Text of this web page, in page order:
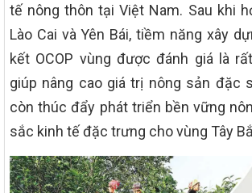
tế nông thôn tại Việt Nam. Sau khi
Lào Cai và Yên Bái, tiềm năng xây
kết OCOP vùng được đánh giá là
giúp nâng cao giá trị nông sản đặc
còn thúc đẩy phát triển bền vững
sắc kinh tế đặc trưng cho vùng Tây